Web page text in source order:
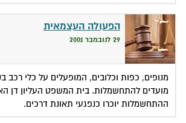
הפעולה העצמאית
29 לנובמבר 2001
מנופים, כפות וכלובים, המופעלים על כלי רכב
מועדים להתחשמלות. בית המשפט העליון דן
ההתחשמלות יוכרו כנפגעי תאונת דרכים.